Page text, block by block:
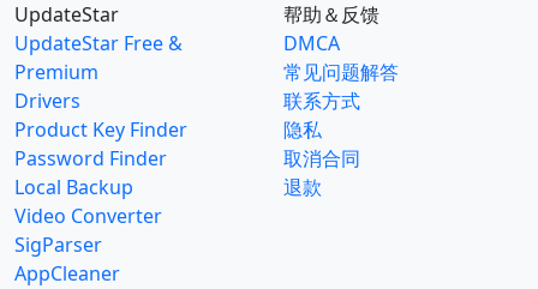
UpdateStar
UpdateStar Free &
Premium
Drivers
Product Key Finder
Password Finder
Local Backup
Video Converter
SigParser
AppCleaner
帮助＆反馈
DMCA
常见问题解答
联系方式
隐私
取消合同
退款